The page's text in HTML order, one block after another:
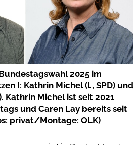
2025 im
I: Kathrin Michel (l., SPD) und
Kathrin Michel ist seit 2021
und Caren Lay bereits seit
privat/Montage: OLK)